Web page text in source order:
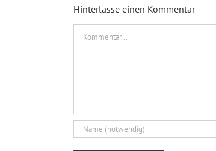
Hinterlasse einen Kommentar